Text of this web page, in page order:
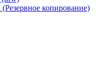
копирование)